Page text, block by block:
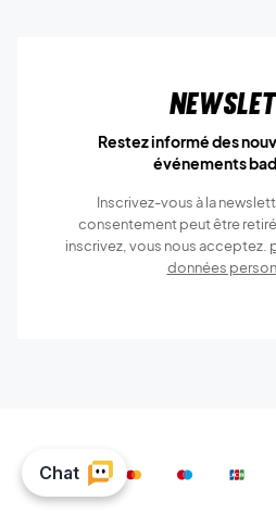
Restez informé des
événements
Inscrivez-vous à la
consentement peut être
inscrivez, vous nous acceptez.
données